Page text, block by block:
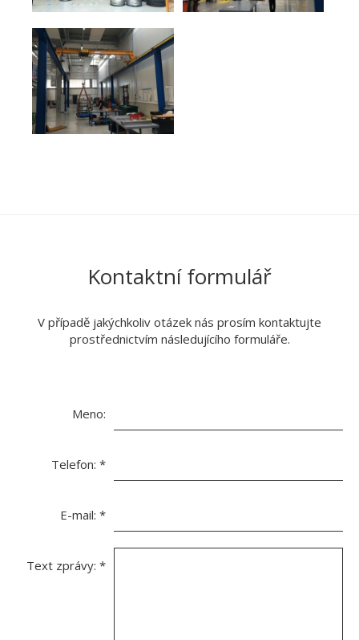
Kontaktní formulář
V případě jakýchkoliv otázek nás prosím kontaktujte
prostřednictvím následujícího formuláře.
Meno:
Telefon: *
E-mail: *
Text zprávy: *